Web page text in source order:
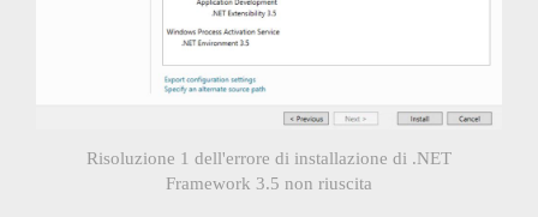
Risoluzione 1 dell'errore di installazione di .NET
Framework 3.5 non riuscita